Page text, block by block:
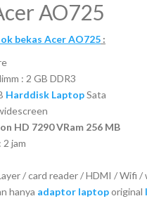
AO725
bekas Acer AO725 :
: 2 GB DDR3
Harddisk LaptopSata
HD 7290 VRam 256 MB
: 2 jam
/ card reader / HDMI / Wifi /
hanya adaptor laptoporiginal